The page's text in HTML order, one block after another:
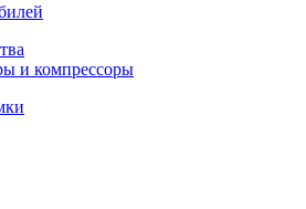
и компрессоры